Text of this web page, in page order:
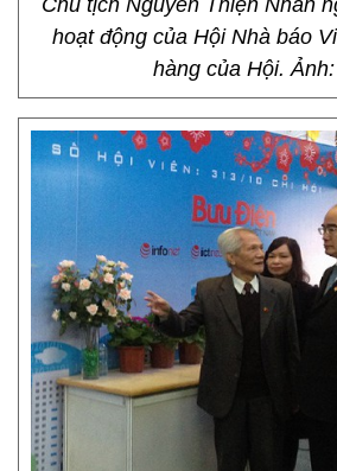
Chủ tịch Nguyễn Thiện Nhân
hoạt động của Hội Nhà báo
hàng của Hội.